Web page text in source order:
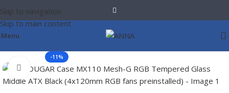
Skip to navigation
Skip to main content
Menu
-11%
Click to enlarge